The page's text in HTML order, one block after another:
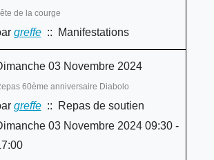
de la courge
greffe:: Manifestations
03 Novembre 2024
60ème anniversaire Diabolo
greffe:: Repas de soutien
03 Novembre 2024 09:30 -